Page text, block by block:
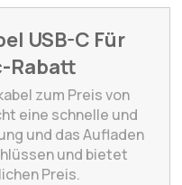
USB-C Für
Rabatt
zum Preis von
eine schnelle und
und das Aufladen
und bietet
Preis.